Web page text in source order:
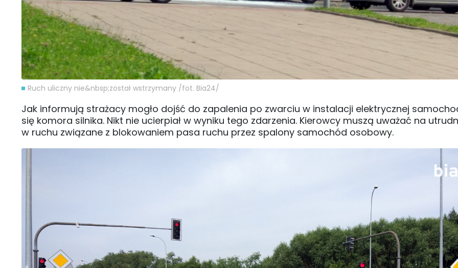
Ruch uliczny nie&nbsp;został wstrzymany /fot. Bia24/
Jak informują strażacy mogło dojść do zapalenia po zwarciu w instalacji elektrycznej
się komora silnika. Nikt nie ucierpiał w wyniku tego zdarzenia. Kierowcy muszą uważać na
w ruchu związane z blokowaniem pasa ruchu przez spalony samochód osobowy.